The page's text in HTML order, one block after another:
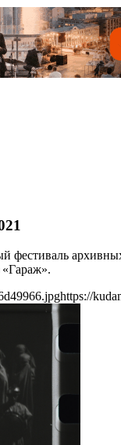
фестиваль
https://